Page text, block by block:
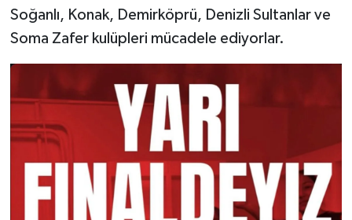
Soğanlı, Konak, Demirköprü, Denizli Sultanlar ve
Soma Zafer kulüpleri mücadele ediyorlar.